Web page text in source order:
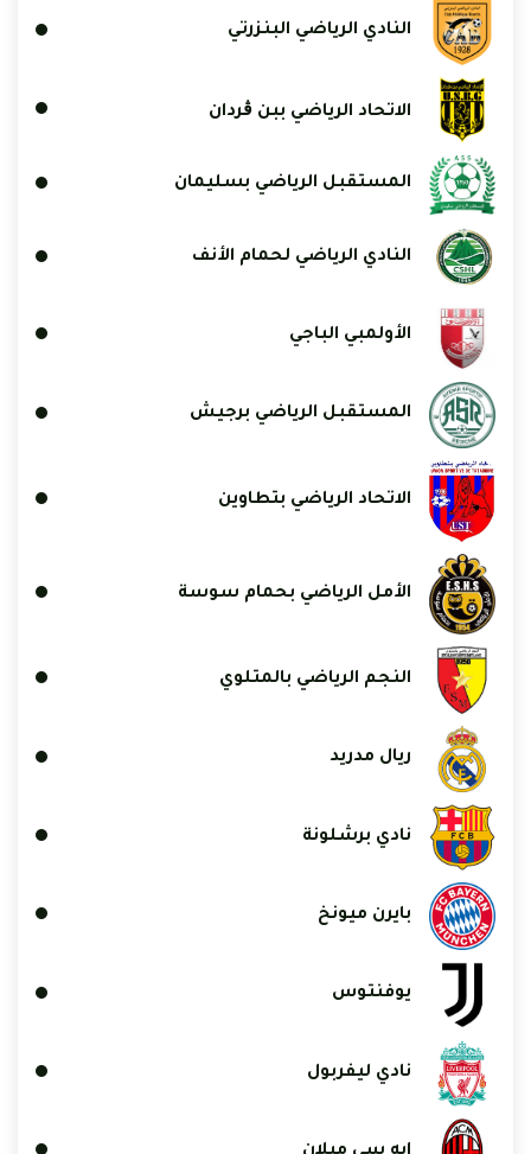
النادي الرياضي البنزرتي
الاتحاد الرياضي ببن ڨردان
المستقبل الرياضي بسليمان
النادي الرياضي لحمام الأنف
الأولمبي الباجي
المستقبل الرياضي برجيش
الاتحاد الرياضي بتطاوين
الأمل الرياضي بحمام سوسة
النجم الرياضي بالمتلوي
ريال مدريد
نادي برشلونة
بايرن ميونخ
يوفنتوس
نادي ليفربول